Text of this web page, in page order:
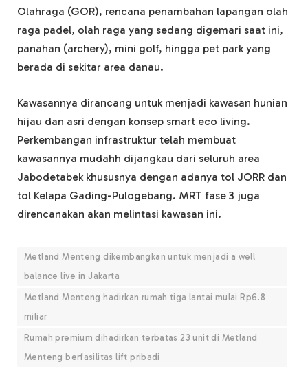
Olahraga (GOR), rencana penambahan lapangan olah
raga padel, olah raga yang sedang digemari saat ini,
panahan (archery), mini golf, hingga pet park yang
berada di sekitar area danau.
Kawasannya dirancang untuk menjadi kawasan hunian
hijau dan asri dengan konsep smart eco living.
Perkembangan infrastruktur telah membuat
kawasannya mudahh dijangkau dari seluruh area
Jabodetabek khususnya dengan adanya tol JORR dan
tol Kelapa Gading-Pulogebang. MRT fase 3 juga
direncanakan akan melintasi kawasan ini.
Metland Menteng dikembangkan untuk menjadi a well
balance live in Jakarta
Metland Menteng hadirkan rumah tiga lantai mulai Rp6.8
miliar
Rumah premium dihadirkan terbatas 23 unit di Metland
Menteng berfasilitas lift pribadi